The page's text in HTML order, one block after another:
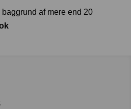
af mere end 20